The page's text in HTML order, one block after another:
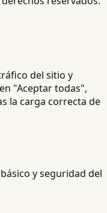
del sitio y
"Aceptar todas",
la carga correcta de
y seguridad del